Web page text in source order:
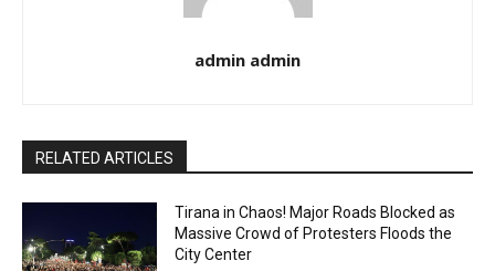
admin admin
RELATED ARTICLES
Tirana in Chaos! Major Roads Blocked as
Massive Crowd of Protesters Floods the
City Center